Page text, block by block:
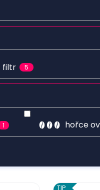
filtr 5
1 hořce
TIP